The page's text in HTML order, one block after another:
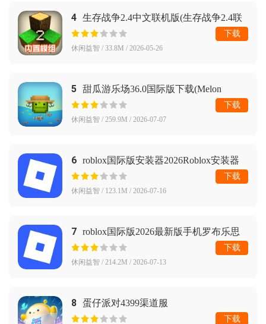
4 生存战争2.4中文联机版(生存战争2.4联
机版)
休闲益智 / 33.8M / 2026-05-26
下载
5 甜瓜游乐场36.0国际版下载(Melon
Sandbox)
休闲益智 / 259.9M / 2026-07-07
下载
6 roblox国际版安装器2026Roblox安装器
休闲益智 / 123.1M / 2026-07-16
下载
7 roblox国际版2026最新版手机罗布乐思
（国际服）安装器
休闲益智 / 214.2M / 2026-07-13
下载
8 蛋仔派对4399渠道服
下载